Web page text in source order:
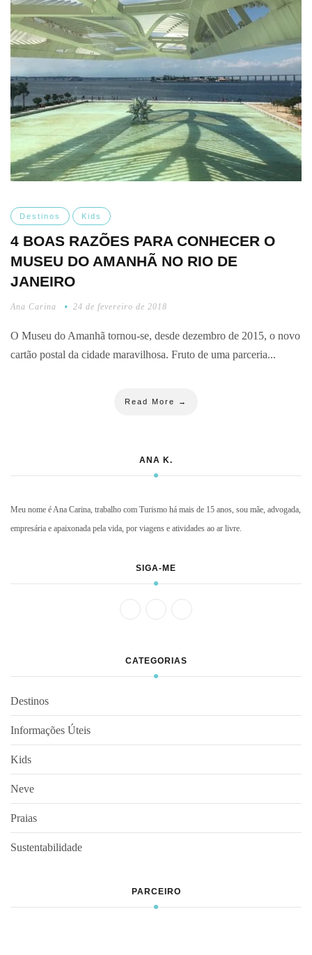
Destinos Kids
4 BOAS RAZÕES PARA CONHECER O
MUSEU DO AMANHÃ NO RIO DE
JANEIRO
Ana Carina 24 de fevereiro de 2018
O Museu do Amanhã tornou-se, desde dezembro de 2015, o novo
cartão postal da cidade maravilhosa. Fruto de uma parceria...
Read More →
ANA K.
Meu nome é Ana Carina, trabalho com Turismo há mais de 15 anos, sou mãe, advogada,
empresária e apaixonada pela vida, por viagens e atividades ao ar livre.
SIGA-ME
CATEGORIAS
Destinos
Informações Úteis
Kids
Neve
Praias
Sustentabilidade
PARCEIRO